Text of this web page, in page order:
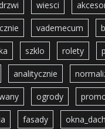
drzwi wiesci
vademecum
szklo rolety
analitycznie
ogrody
fasady